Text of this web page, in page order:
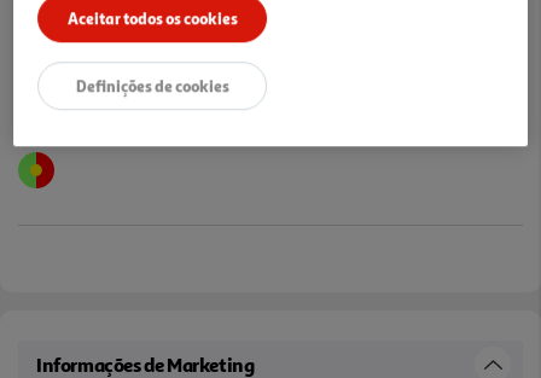
Informações de Marketing
Aceitar todos os cookies
Definições de cookies